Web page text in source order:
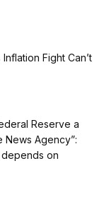
Fight Can’t
Reserve a
News Agency”:
on